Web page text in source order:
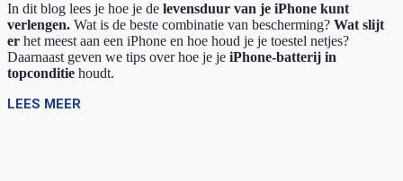
In dit blog lees je hoe je de levensduur van je iPhone kunt
verlengen. Wat is de beste combinatie van bescherming? Wat slijt
er het meest aan een iPhone en hoe houd je je toestel netjes?
Daarnaast geven we tips over hoe je je iPhone-batterij in
topconditie houdt.
LEES MEER